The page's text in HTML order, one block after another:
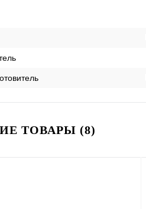
ТОВАРЫ (8)